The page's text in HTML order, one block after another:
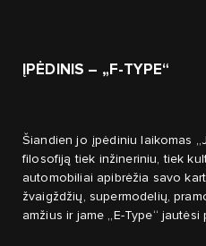
ĮPĖDINIS – „F-TYPE“
Šiandien jo įpėdiniu laikomas
filosofiją tiek inžineriniu, tiek
automobiliai apibrėžia savo
žvaigždžių, supermodelių,
amžius ir jame „E-Type“ jautėsi